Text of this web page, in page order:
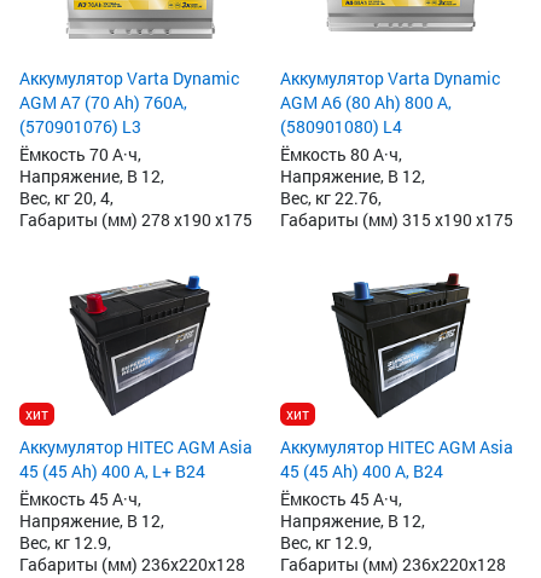
Аккумулятор Varta Dynamic
AGM A7 (70 Ah) 760A,
(570901076) L3
Ёмкость 70 А·ч,
Напряжение, В 12,
Вес, кг 20, 4,
Габариты (мм) 278 x190 x175
Аккумулятор Varta Dynamic
AGM A6 (80 Ah) 800 А,
(580901080) L4
Ёмкость 80 А·ч,
Напряжение, В 12,
Вес, кг 22.76,
Габариты (мм) 315 x190 x175
хит
Аккумулятор HITEC AGM Asia
45 (45 Ah) 400 А, L+ B24
Ёмкость 45 А·ч,
Напряжение, В 12,
Вес, кг 12.9,
Габариты (мм) 236x220x128
хит
Аккумулятор HITEC AGM Asia
45 (45 Ah) 400 А, B24
Ёмкость 45 А·ч,
Напряжение, В 12,
Вес, кг 12.9,
Габариты (мм) 236x220x128